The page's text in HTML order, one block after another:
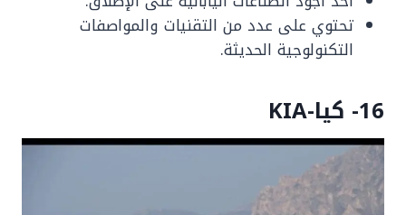
تحتوي على عدد من التقنيات والمواصفات
التكنولوجية الحديثة.
16- كيا-KIA